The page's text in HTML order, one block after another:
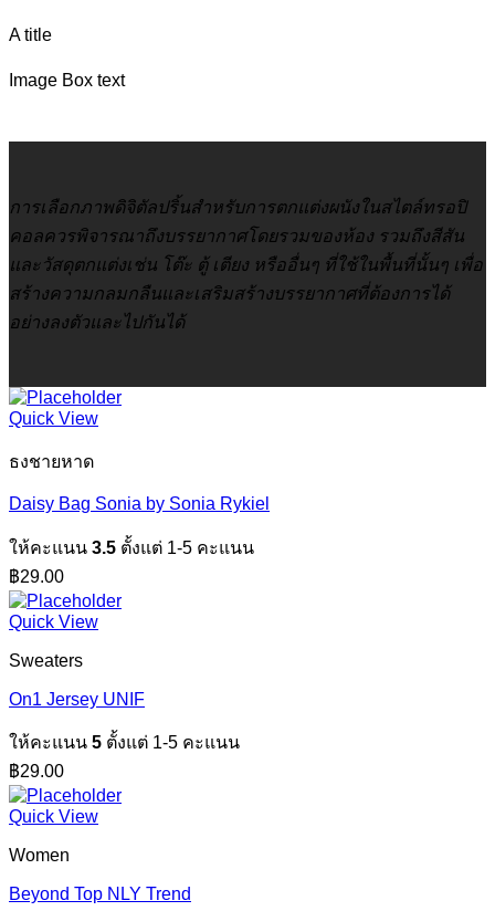
A title
Image Box text
การเลือกภาพดิจิตัลปริ้นสำหรับการตกแต่งผนังในสไตล์ทรอปิ
คอลควรพิจารณาถึงบรรยากาศโดยรวมของห้อง รวมถึงสีสัน
และวัสดุตกแต่งเช่น โต๊ะ ตู้ เตียง หรืออื่นๆ ที่ใช้ในพื้นที่นั้นๆ เพื่อ
สร้างความกลมกลืนและเสริมสร้างบรรยากาศที่ต้องการได้
อย่างลงตัวและไปกันได้
Quick View
ธงชายหาด
Daisy Bag Sonia by Sonia Rykiel
ให้คะแนน 3.5 ตั้งแต่ 1-5 คะแนน
฿29.00
Quick View
Sweaters
On1 Jersey UNIF
ให้คะแนน 5 ตั้งแต่ 1-5 คะแนน
฿29.00
Quick View
Women
Beyond Top NLY Trend